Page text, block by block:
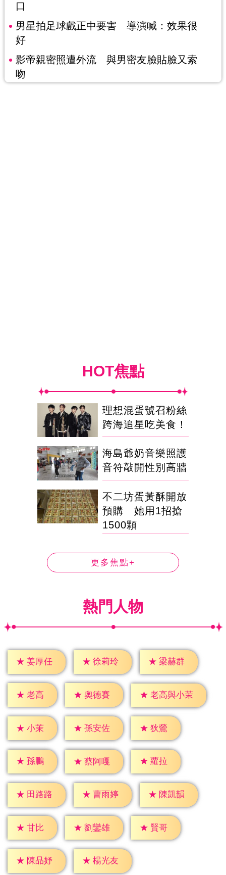
口
男星拍足球戲正中要害 導演喊：效果很
好
影帝親密照遭外流 與男密友臉貼臉又索
吻
HOT焦點
理想混蛋號召粉絲
跨海追星吃美食！
海島爺奶音樂照護
音符敲開性別高牆
不二坊蛋黃酥開放
預購 她用1招搶
1500顆
更多焦點+
熱門人物
★ 姜厚任 ★ 徐莉玲 ★ 梁赫群
★ 老高 ★ 奧德賽 ★ 老高與小茉
★ 小茉 ★ 孫安佐 ★ 狄鶯
★ 孫鵬 ★ 蔡阿嘎 ★ 蘿拉
★ 田路路 ★ 曹雨婷 ★ 陳凱韻
★ 甘比 ★ 劉鑾雄 ★ 賢哥
★ 陳品妤 ★ 楊光友